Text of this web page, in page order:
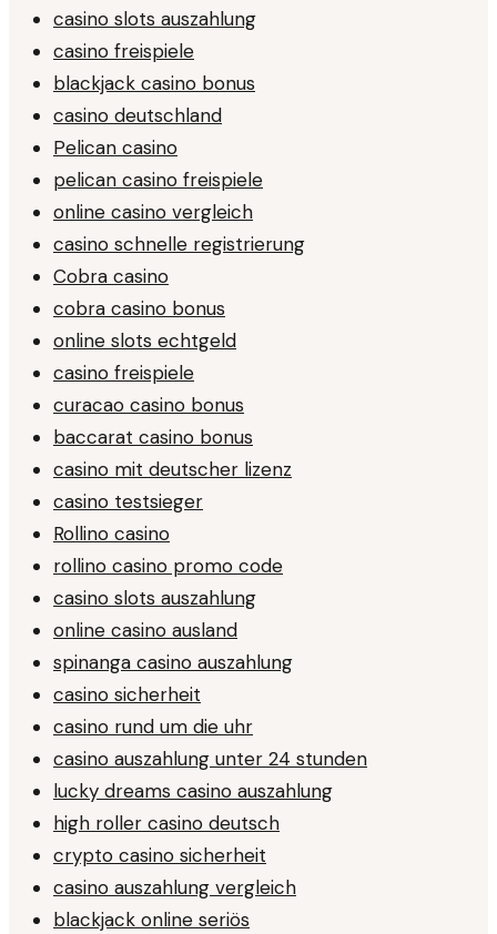
casino slots auszahlung
casino freispiele
blackjack casino bonus
casino deutschland
Pelican casino
pelican casino freispiele
online casino vergleich
casino schnelle registrierung
Cobra casino
cobra casino bonus
online slots echtgeld
casino freispiele
curacao casino bonus
baccarat casino bonus
casino mit deutscher lizenz
casino testsieger
Rollino casino
rollino casino promo code
casino slots auszahlung
online casino ausland
spinanga casino auszahlung
casino sicherheit
casino rund um die uhr
casino auszahlung unter 24 stunden
lucky dreams casino auszahlung
high roller casino deutsch
crypto casino sicherheit
casino auszahlung vergleich
blackjack online seriös